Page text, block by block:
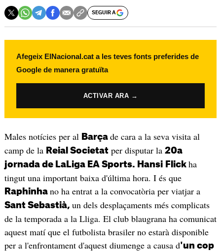
SEGUIR A
Afegeix ElNacional.cat a les teves fonts preferides de
Google de manera gratuïta
ACTIVAR ARA →
Males notícies per al Barça de cara a la seva visita al
camp de la Reial Societatper disputar la 20a
jornada de LaLiga EA Sports. Hansi Flick ha
tingut una important baixa d'última hora. I és que
Raphinha no ha entrat a la convocatòria per viatjar a
Sant Sebastià, un dels desplaçaments més complicats
de la temporada a la Lliga. El club blaugrana ha comunicat
aquest matí que el futbolista brasiler no estarà disponible
per a l'enfrontament d'aquest diumenge a causa d'un cop